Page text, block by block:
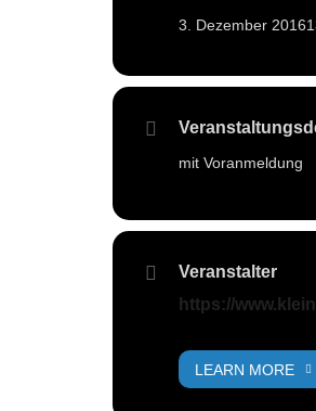
3. Dezember 2016
mit Voranmeldung
Veranstalter
https://
LEARN MORE